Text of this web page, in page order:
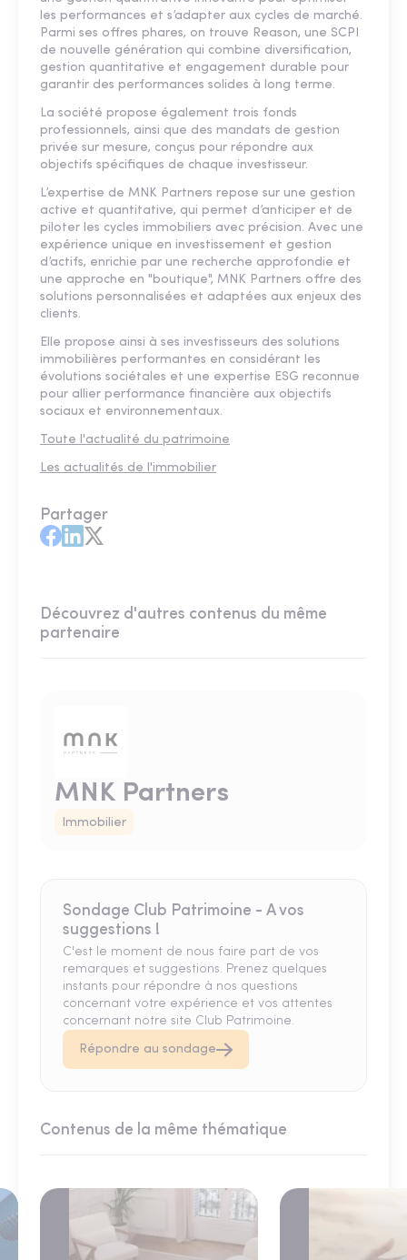
les performances et s’adapter aux cycles de marché.
Parmi ses offres phares, on trouve Reason, une SCPI
de nouvelle génération qui combine diversification,
gestion quantitative et engagement durable pour
garantir des performances solides à long terme.
La société propose également trois fonds
professionnels, ainsi que des mandats de gestion
privée sur mesure, conçus pour répondre aux
objectifs spécifiques de chaque investisseur.
L’expertise de MNK Partners repose sur une gestion
active et quantitative, qui permet d’anticiper et de
piloter les cycles immobiliers avec précision. Avec une
expérience unique en investissement et gestion
d’actifs, enrichie par une recherche approfondie et
une approche en "boutique", MNK Partners offre des
solutions personnalisées et adaptées aux enjeux des
clients.
Elle propose ainsi à ses investisseurs des solutions
immobilières performantes en considérant les
évolutions sociétales et une expertise ESG reconnue
pour allier performance financière aux objectifs
sociaux et environnementaux.
Toute l'actualité du patrimoine
Les actualités de l'immobilier
Partager
Découvrez d'autres contenus du même
partenaire
MNK Partners
Immobilier
Sondage Club Patrimoine - A vos
suggestions !
C'est le moment de nous faire part de vos
remarques et suggestions. Prenez quelques
instants pour répondre à nos questions
concernant votre expérience et vos attentes
concernant notre site Club Patrimoine.
Répondre au sondage
Contenus de la même thématique